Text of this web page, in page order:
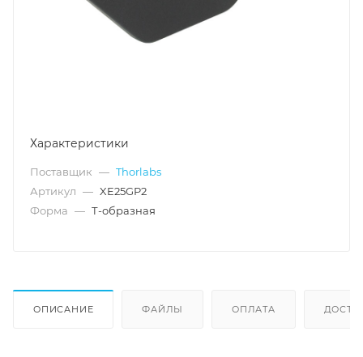
Характеристики
Поставщик — Thorlabs
Артикул — XE25GP2
Форма — Т-образная
ОПИСАНИЕ ФАЙЛЫ ОПЛАТА